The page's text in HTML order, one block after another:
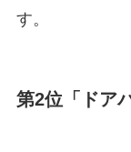
す。
第2位「ドア